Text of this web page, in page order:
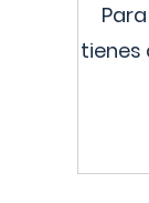
tienes